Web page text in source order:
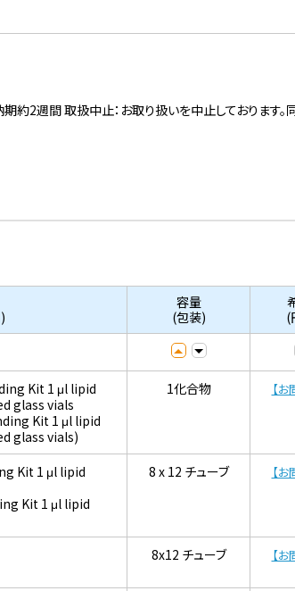
2週間 取扱中止：お取り扱いを中止しております。
容量
(包装)
(
Kit 1 μl lipid
glass vials
Kit 1 μl lipid
glass vials)
1化合物 【
Kit 1 μl lipid
Kit 1 μl lipid
8 x 12 チューブ 【
8x12 チューブ 【